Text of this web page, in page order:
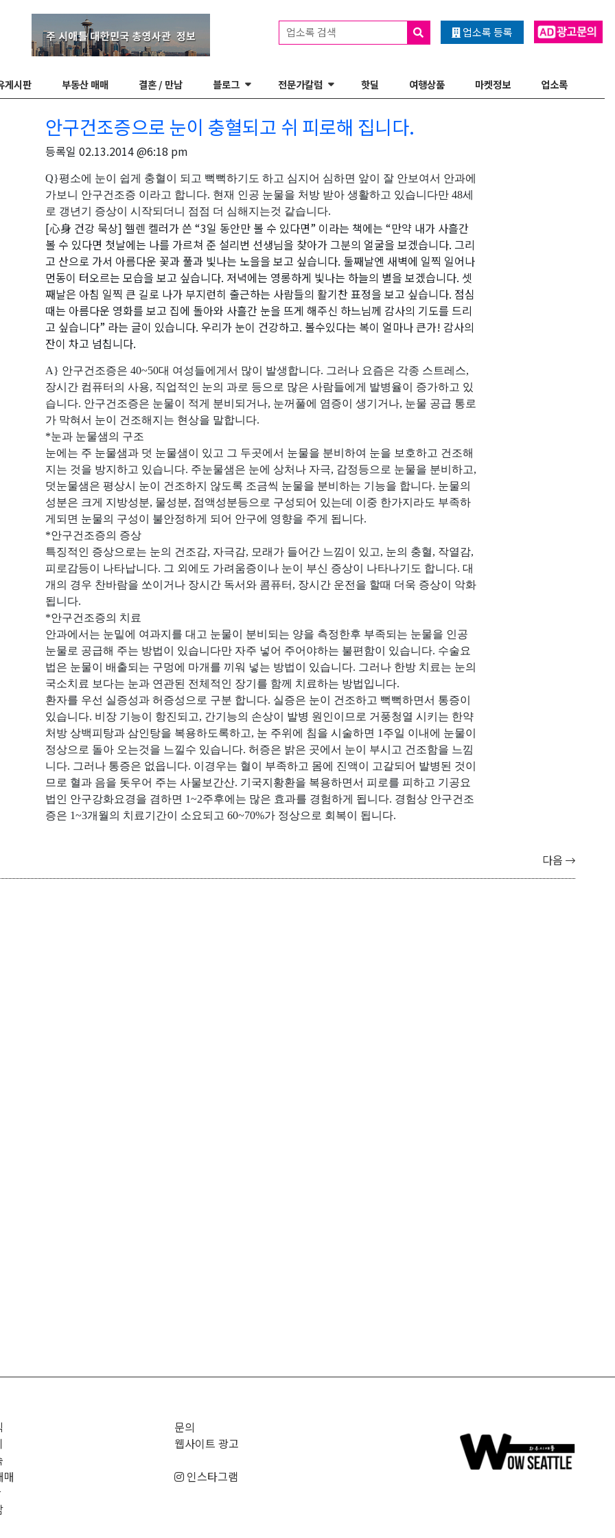
업소록 등록
업소록 검색
게시판 부동산 매매 결혼 / 만남 블로그 전문가칼럼 핫딜 여행상품 마켓정보 업소록
안구건조증으로 눈이 충혈되고 쉬 피로해 집니다.
등록일02.13.2014 @6:18 pm
Q}평소에 눈이 쉽게 충혈이 되고 뻑뻑하기도 하고 심지어 심하면 앞이 잘 안보여서 안과에
가보니 안구건조증 이라고 합니다. 현재 인공 눈물을 처방 받아 생활하고 있습니다만 48세
로 갱년기 증상이 시작되더니 점점 더 심해지는것 같습니다.
[心身 건강 묵상]헬렌 켈러가 쓴 “3일 동안만 볼 수 있다면” 이라는 책에는 “만약 내가 사흘간
볼 수 있다면 첫날에는 나를 가르쳐 준 설리번 선생님을 찾아가 그분의 얼굴을 보겠습니다. 그리
고 산으로 가서 아름다운 꽃과 풀과 빛나는 노을을 보고 싶습니다. 둘째날엔 새벽에 일찍 일어나
먼동이 터오르는 모습을 보고 싶습니다. 저녁에는 영롱하게 빛나는 하늘의 별을 보겠습니다. 셋
째날은 아침 일찍 큰 길로 나가 부지런히 출근하는 사람들의 활기찬 표정을 보고 싶습니다. 점심
때는 아름다운 영화를 보고 집에 돌아와 사흘간 눈을 뜨게 해주신 하느님께 감사의 기도를 드리
고 싶습니다” 라는 글이 있습니다. 우리가 눈이 건강하고. 볼수있다는 복이 얼마나 큰가! 감사의
잔이 차고 넘칩니다.
A} 안구건조증은 40~50대 여성들에게서 많이 발생합니다. 그러나 요즘은 각종 스트레스,
장시간 컴퓨터의 사용, 직업적인 눈의 과로 등으로 많은 사람들에게 발병율이 증가하고 있
습니다. 안구건조증은 눈물이 적게 분비되거나, 눈꺼풀에 염증이 생기거나, 눈물 공급 통로
가 막혀서 눈이 건조해지는 현상을 말합니다.
*눈과 눈물샘의 구조
눈에는 주 눈물샘과 덧 눈물샘이 있고 그 두곳에서 눈물을 분비하여 눈을 보호하고 건조해
지는 것을 방지하고 있습니다. 주눈물샘은 눈에 상처나 자극, 감정등으로 눈물을 분비하고,
덧눈물샘은 평상시 눈이 건조하지 않도록 조금씩 눈물을 분비하는 기능을 합니다. 눈물의
성분은 크게 지방성분, 물성분, 점액성분등으로 구성되어 있는데 이중 한가지라도 부족하
게되면 눈물의 구성이 불안정하게 되어 안구에 영향을 주게 됩니다.
*안구건조증의 증상
특징적인 증상으로는 눈의 건조감, 자극감, 모래가 들어간 느낌이 있고, 눈의 충혈, 작열감,
피로감등이 나타납니다. 그 외에도 가려움증이나 눈이 부신 증상이 나타나기도 합니다.대
개의 경우 찬바람을 쏘이거나 장시간 독서와 콤퓨터 , 장시간 운전을 할때 더욱 증상이 악화
됩니다.
*안구건조증의 치료
안과에서는 눈밑에 여과지를 대고 눈물이 분비되는 양을 측정한후 부족되는 눈물을 인공
눈물로 공급해 주는 방법이 있습니다만 자주 넣어 주어야하는 불편함이 있습니다. 수술요
법은 눈물이 배출되는 구멍에 마개를 끼워 넣는 방법이 있습니다. 그러나 한방 치료는 눈의
국소치료 보다는 눈과 연관된 전체적인 장기를 함께 치료하는 방법입니다.
환자를 우선 실증성과 허증성으로 구분 합니다. 실증은 눈이 건조하고 뻑뻑하면서 통증이
있습니다. 비장 기능이 항진되고, 간기능의 손상이 발병 원인이므로 거풍청열 시키는 한약
처방 상백피탕과 삼인탕을 복용하도록하고, 눈 주위에 침을 시술하면 1 주일 이내에 눈물이
정상으로 돌아 오는것을 느낄수 있습니다.허증은 밝은 곳에서 눈이 부시고 건조함을 느낌
니다. 그러나 통증은 없읍니다. 이경우는 혈이 부족하고 몸에 진액이 고갈되어 발병된 것이
므로 혈과 음을 돗우어 주는 사물보간산. 기국지황환을 복용하면서 피로를 피하고 기공요
법인 안구강화요경을 겸하면 1~2주후에는 많은 효과를 경험하게 됩니다. 경험상 안구건조
증은 1~3개월의 치료기간이 소요되고 60~70%가 정상으로 회복이 됩니다.
다음
매
문의
웹사이트 광고
인스타그램